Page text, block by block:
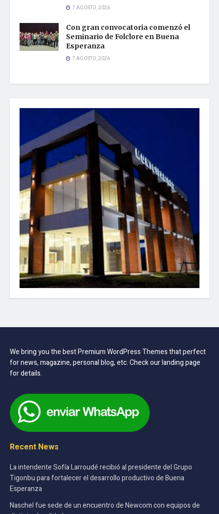
7 AGOSTO, 2026
Con gran convocatoria comenzó el
Seminario de Folclore en Buena
Esperanza
7 AGOSTO, 2026
We bring you the best Premium WordPress Themes that perfect
for news, magazine, personal blog, etc. Check our landing page
for details.
Recent News
La intendente Sofía Larroudé recibió al presidente del Grupo
Tigonbu para fortalecer el desarrollo productivo de Buena
Esperanza
Naschel fue sede de un encuentro de Newcom con equipos de